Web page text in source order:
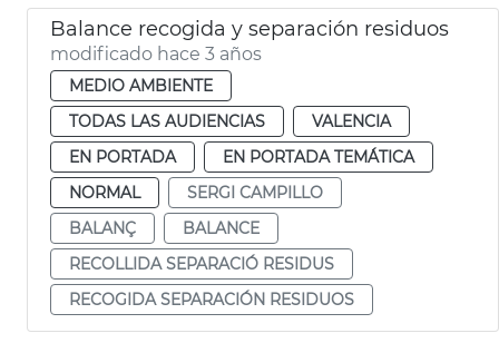
Balance recogida y separación residuos
modificado hace 3 años
MEDIO AMBIENTE
TODAS LAS AUDIENCIAS
VALENCIA
EN PORTADA
EN PORTADA TEMÁTICA
NORMAL
SERGI CAMPILLO
BALANÇ
BALANCE
RECOLLIDA SEPARACIÓ RESIDUS
RECOGIDA SEPARACIÓN RESIDUOS